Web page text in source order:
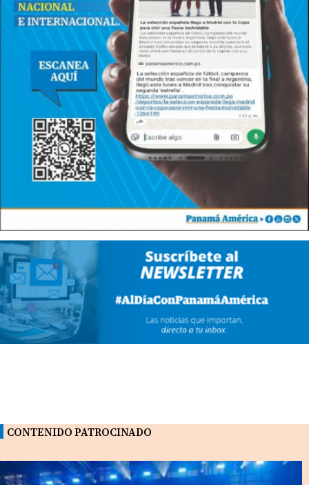
CONTENIDO PATROCINADO